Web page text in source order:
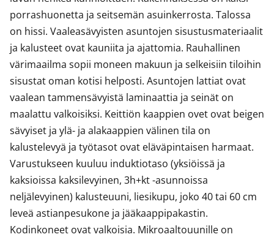
porrashuonetta ja seitsemän asuinkerrosta. Talossa
on hissi. Vaaleasävyisten asuntojen sisustusmateriaalit
ja kalusteet ovat kauniita ja ajattomia. Rauhallinen
värimaailma sopii moneen makuun ja selkeisiin tiloihin
sisustat oman kotisi helposti. Asuntojen lattiat ovat
vaalean tammensävyistä laminaattia ja seinät on
maalattu valkoisiksi. Keittiön kaappien ovet ovat beigen
sävyiset ja ylä- ja alakaappien välinen tila on
kalustelevyä ja työtasot ovat eläväpintaisen harmaat.
Varustukseen kuuluu induktiotaso (yksiöissä ja
kaksioissa kaksilevyinen, 3h+kt -asunnoissa
neljälevyinen) kalusteuuni, liesikupu, joko 40 tai 60 cm
leveä astianpesukone ja jääkaappipakastin.
Kodinkoneet ovat valkoisia. Mikroaaltouunille on